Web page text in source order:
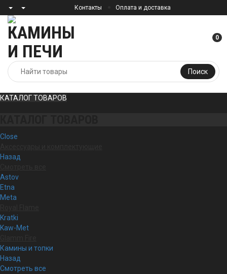
Контакты Оплата и доставка
Поиск
0
КАТАЛОГ ТОВАРОВ
Close
Назад
Astov
Etna
Meta
Kratki
Kaw-Met
Камины и топки
Назад
Смотреть все